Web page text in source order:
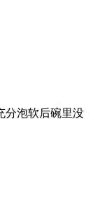
分泡软后碗里没